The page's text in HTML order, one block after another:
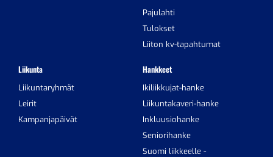
Pajulahti
Tulokset
Liiton kv-tapahtumat
Liikunta
Liikuntaryhmät
Leirit
Kampanjapäivät
Hankkeet
Ikiliikkujat-hanke
Liikuntakaveri-hanke
Inkluusiohanke
Seniorihanke
Suomi liikkeelle -